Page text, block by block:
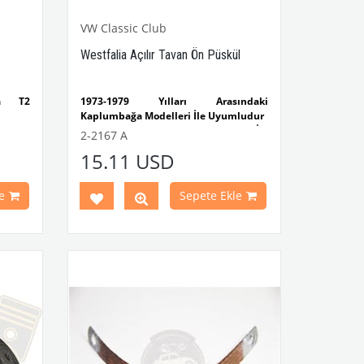
T2
VW Classic Club
Westfalia Açılır Tavan Ön Püskül
1973-1979 Yılları Arasındaki
Kaplumbağa Modelleri İle Uyumludur
1303 Kaplumbağa Modelleri İle
Uzunluk: 130cm
VWCC Parça No : 2-2167 OEM Parça No
: OK61338
2-2167 A
15.11 USD
Sepete Ekle